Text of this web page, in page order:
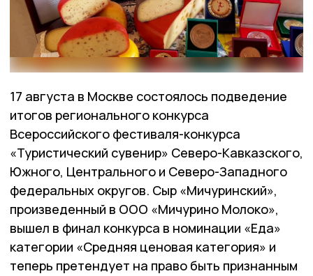
17 августа в Москве состоялось подведение
итогов регионального конкурса
Всероссийского фестиваля-конкурса
«Туристический сувенир» Северо-Кавказского,
Южного, Центрального и Северо-Западного
федеральных округов. Сыр «Мичуринский»,
произведенный в ООО «Мичурино Молоко»,
вышел в финал конкурса в номинации «Еда»
категории «Средняя ценовая категория» и
теперь претендует на право быть признанным